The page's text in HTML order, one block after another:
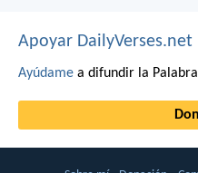
Apoyar DailyVerses.net
Ayúdame a difundir la